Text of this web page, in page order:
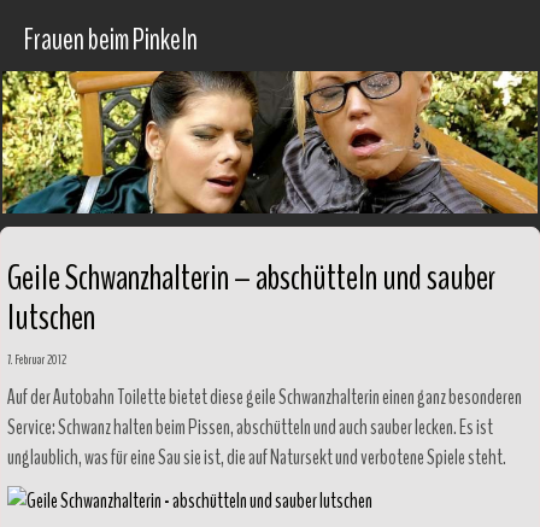
Frauen beim Pinkeln
Geile Schwanzhalterin – abschütteln und sauber
lutschen
7. Februar 2012
Auf der Autobahn Toilette bietet diese geile Schwanzhalterin einen ganz besonderen
Service: Schwanz halten beim Pissen, abschütteln und auch sauber lecken. Es ist
unglaublich, was für eine Sau sie ist, die auf Natursekt und verbotene Spiele steht.